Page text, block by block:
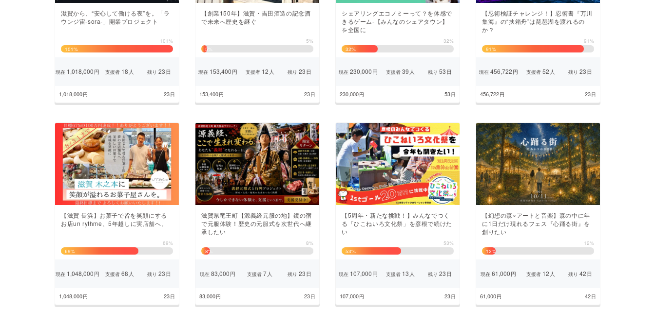
滋賀から、“安心して働ける夜”を。「ラ
ウンジ宙-sora-」開業プロジェクト
101%
101%
現在1,018,000円 支援者18 人 残り 23日
1,018,000円 23日
【創業150年】滋賀・吉田酒造の記念酒
で未来へ歴史を継ぐ
5%
5
現在153,400円 支援者12 人 残り 23日
153,400円 23日
シェアリングエコノミーって？を体感で
きるゲーム-【みんなのシェアタウン】
を全国に
32%
32%
現在230,000円 支援者39 人 残り 53日
230,000円 53日
【忍術検証チャレンジ！】忍術書『万川
集海』の“挟箱舟”は琵琶湖を渡れるの
か？
91%
91%
現在456,722円 支援者52 人 残り 23日
456,722円 23日
【滋賀 長浜】お菓子で皆を笑顔にする
お店un rythme、5年越しに実店舗へ。
69%
69%
現在1,048,000円 支援者68 人 残り 23日
1,048,000円 23日
滋賀県竜王町【源義経元服の地】鏡の宿
で元服体験！歴史の元服式を次世代へ継
承したい
8%
8%
現在 83,000円 支援者 7 人 残り 23日
83,000円 23日
【5周年・新たな挑戦！】みんなでつく
る「ひこねいろ文化祭」を彦根で続けた
い
53%
53%
現在107,000円 支援者13 人 残り 23日
107,000円 23日
【幻想の森×アートと音楽】森の中に年
に1日だけ現れるフェス『心踊る街』を
創りたい
12%
12%
現在 61,000円 支援者12 人 残り 42日
61,000円 42日